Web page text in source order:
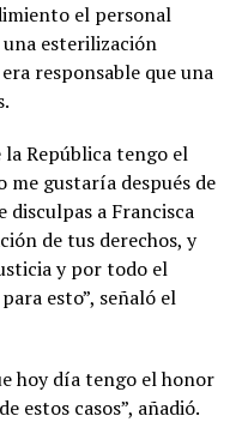
el personal
esterilización
responsable que una
la República tengo el
me gustaría después de
a Francisca
de tus derechos, y
y por todo el
esto”, señaló el
hoy día tengo el honor
estos casos”, añadió.